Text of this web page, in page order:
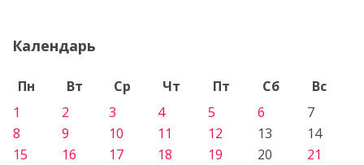
Календарь
Пн Вт Ср Чт Пт Сб
Вс
1
2 3 4 5 6
7
8
9 10 11 12 13
14
15
16 17 18 19 20
21